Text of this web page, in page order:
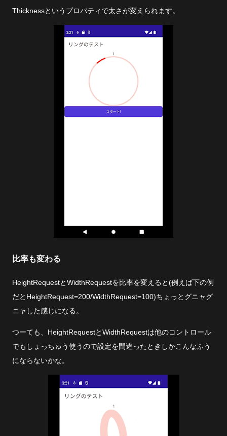
Thicknessというプロパティで太さが変えられます。
比率も変わる
HeightRequestとWidthRequestを比率を変えると(例えば下の例
だとHeightRequest=200/WidthRequest=100)ちょっとグニャグ
ニャした感じになる。
つーても、HeightRequestとWidthRequestは他のコントロール
でもしょっちゅう使うので設定を間違ったときしかこんなふう
にならないかな。